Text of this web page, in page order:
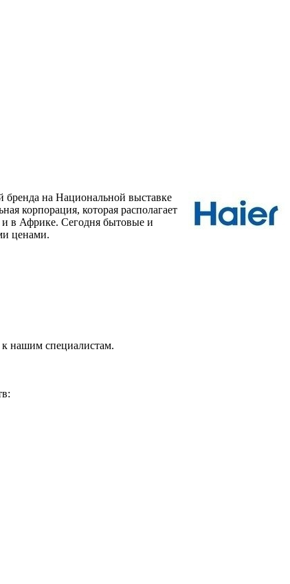
бренда на Национальной выставке
корпорация, которая располагает
в Африке. Сегодня бытовые и
ценами.
к нашим специалистам.